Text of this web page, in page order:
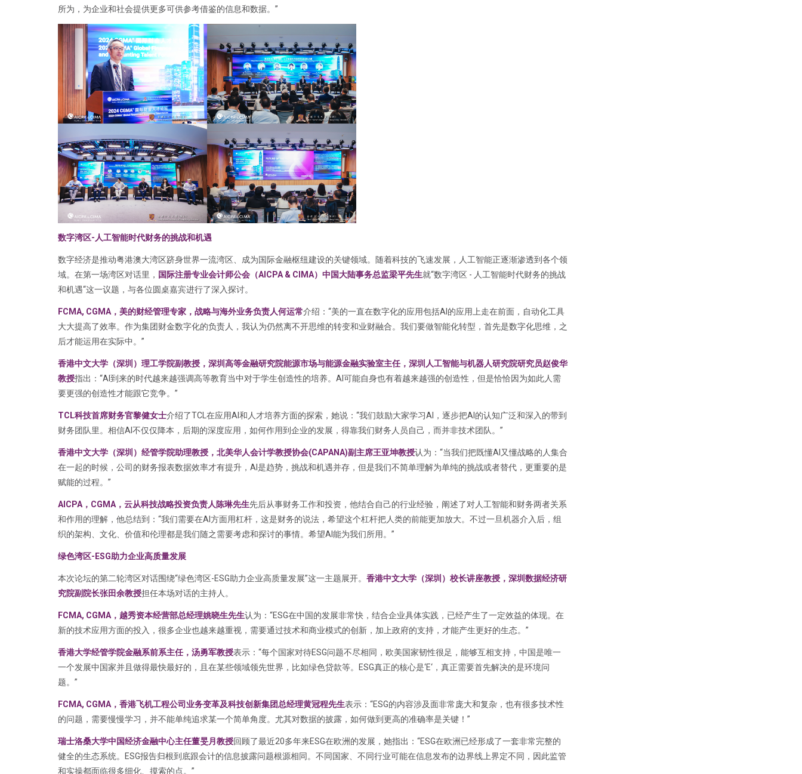
所为，为企业和社会提供更多可供参考借鉴的信息和数据。”
数字湾区-人工智能时代财务的挑战和机遇
数字经济是推动粤港澳大湾区跻身世界一流湾区、成为国际金融枢纽建设的关键领域。随着科技的飞速发展，人工智能正逐渐渗透到各个领
域。在第一场湾区对话里， 国际注册专业会计师公会（AICPA & CIMA）中国大陆事务总监梁平先生就“数字湾区 - 人工智能时代财务的挑战
和机遇“这一议题，与各位圆桌嘉宾进行了深入探讨。
FCMA, CGMA，美的财经管理专家，战略与海外业务负责人何运常介绍：“美的一直在数字化的应用包括AI的应用上走在前面，自动化工具
大大提高了效率。作为集团财金数字化的负责人，我认为仍然离不开思维的转变和业财融合。我们要做智能化转型，首先是数字化思维，之
后才能运用在实际中。”
香港中文大学（深圳）理工学院副教授，深圳高等金融研究院能源市场与能源金融实验室主任，深圳人工智能与机器人研究院研究员赵俊华
教授指出：“AI到来的时代越来越强调高等教育当中对于学生创造性的培养。AI可能自身也有着越来越强的创造性，但是恰恰因为如此人需
要更强的创造性才能跟它竞争。”
TCL科技首席财务官黎健女士介绍了TCL在应用AI和人才培养方面的探索，她说：“我们鼓励大家学习AI，逐步把AI的认知广泛和深入的带到
财务团队里。相信AI不仅仅降本，后期的深度应用，如何作用到企业的发展，得靠我们财务人员自己，而并非技术团队。”
香港中文大学（深圳）经管学院助理教授，北美华人会计学教授协会(CAPANA)副主席王亚坤教授认为：“当我们把既懂AI又懂战略的人集合
在一起的时候，公司的财务报表数据效率才有提升，AI是趋势，挑战和机遇并存，但是我们不简单理解为单纯的挑战或者替代，更重要的是
赋能的过程。”
AICPA，CGMA，云从科技战略投资负责人陈琳先生先后从事财务工作和投资，他结合自己的行业经验，阐述了对人工智能和财务两者关系
和作用的理解，他总结到：“我们需要在AI方面用杠杆，这是财务的说法，希望这个杠杆把人类的前能更加放大。不过一旦机器介入后，组
织的架构、文化、价值和伦理都是我们随之需要考虑和探讨的事情。希望AI能为我们所用。”
绿色湾区-ESG助力企业高质量发展
本次论坛的第二轮湾区对话围绕“绿色湾区-ESG助力企业高质量发展”这一主题展开。 香港中文大学（深圳）校长讲座教授，深圳数据经济研
究院副院长张田余教授担任本场对话的主持人。
FCMA, CGMA，越秀资本经营部总经理姚晓生先生认为：“ESG在中国的发展非常快，结合企业具体实践，已经产生了一定效益的体现。在
新的技术应用方面的投入，很多企业也越来越重视，需要通过技术和商业模式的创新，加上政府的支持，才能产生更好的生态。”
香港大学经管学院金融系前系主任，汤勇军教授表示：“每个国家对待ESG问题不尽相同，欧美国家韧性很足，能够互相支持，中国是唯一
一个发展中国家并且做得最快最好的，且在某些领域领先世界，比如绿色贷款等。ESG真正的核心是‘E‘，真正需要首先解决的是环境问
题。”
FCMA, CGMA，香港飞机工程公司业务变革及科技创新集团总经理黄冠程先生表示：“ESG的内容涉及面非常庞大和复杂，也有很多技术性
的问题，需要慢慢学习，并不能单纯追求某一个简单角度。尤其对数据的披露，如何做到更高的准确率是关键！”
瑞士洛桑大学中国经济金融中心主任董旻月教授回顾了最近20多年来ESG在欧洲的发展，她指出：“ESG在欧洲已经形成了一套非常完整的
健全的生态系统。ESG报告归根到底跟会计的信息披露问题根源相同。不同国家、不同行业可能在信息发布的边界线上界定不同，因此监管
和实操都面临很多细化、摸索的点。”